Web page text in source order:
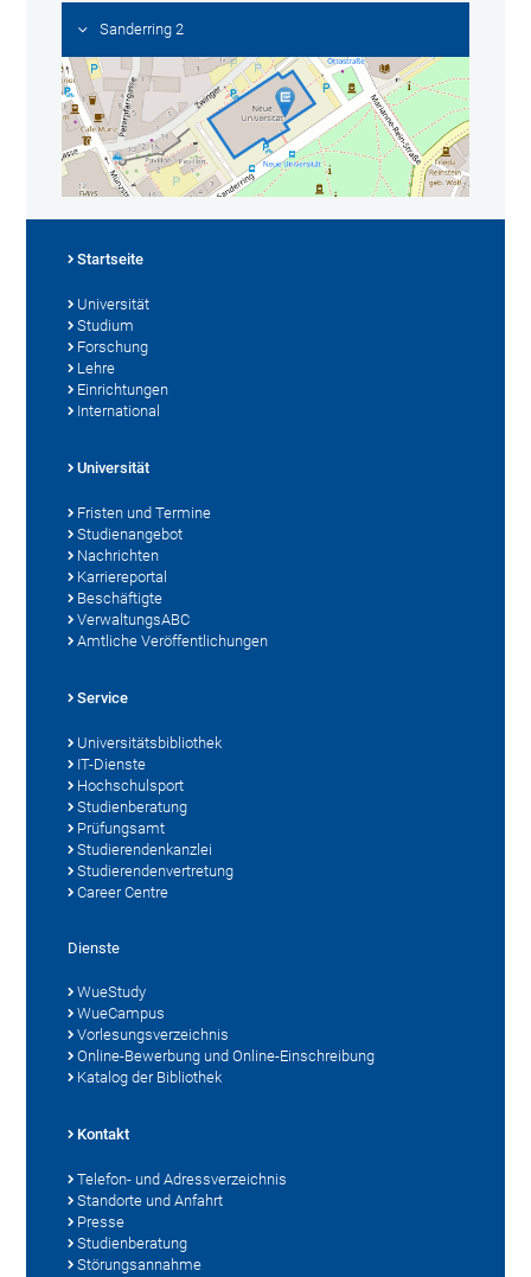
Sanderring 2
Startseite
Universität
Studium
Forschung
Lehre
Einrichtungen
International
Universität
Fristen und Termine
Studienangebot
Nachrichten
Karriereportal
Beschäftigte
VerwaltungsABC
Amtliche Veröffentlichungen
Service
Universitätsbibliothek
IT-Dienste
Hochschulsport
Studienberatung
Prüfungsamt
Studierendenkanzlei
Studierendenvertretung
Career Centre
Dienste
WueStudy
WueCampus
Vorlesungsverzeichnis
Online-Bewerbung und Online-Einschreibung
Katalog der Bibliothek
Kontakt
Telefon- und Adressverzeichnis
Standorte und Anfahrt
Presse
Studienberatung
Störungsannahme